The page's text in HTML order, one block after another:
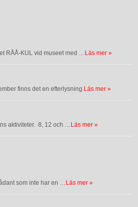
RÅÅ-KUL vid museet med … Läs mer »
finns det en efterlysning. Läs mer »
aktiviteter. 8, 12 och … Läs mer »
som inte har en … Läs mer »